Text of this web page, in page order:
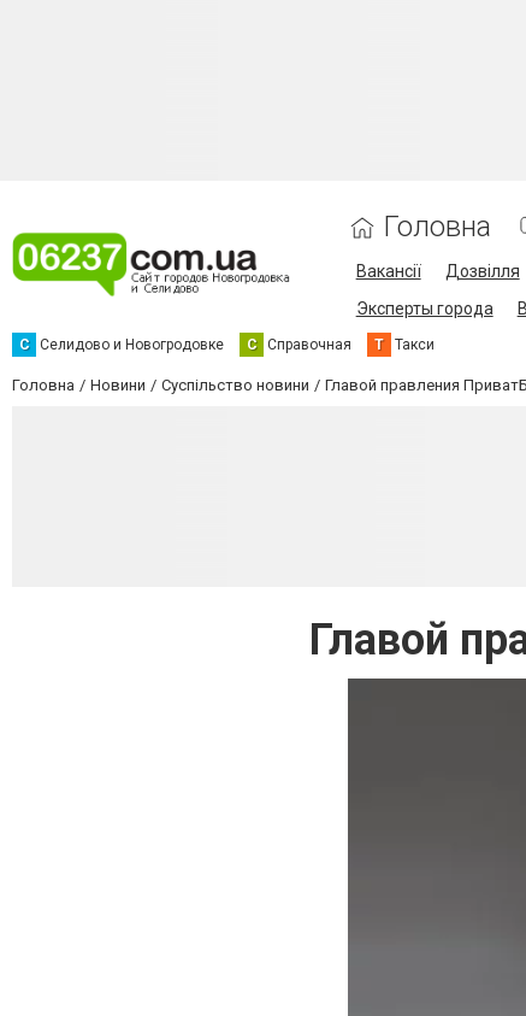
Головна
Вакансії Дозвілля
Эксперты города
С Селидово и Новогродовке С Справочная Т Такси
Головна Новини Суспільство новини Главой правления
Главой